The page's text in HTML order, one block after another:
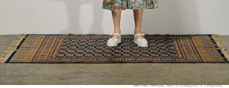
Né-net MADE WITH LIBERTY FABRIC